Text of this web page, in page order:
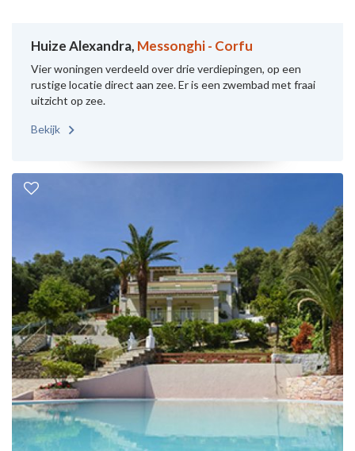
Huize Alexandra, Messonghi - Corfu
Vier woningen verdeeld over drie verdiepingen, op een
rustige locatie direct aan zee. Er is een zwembad met fraai
uitzicht op zee.
Bekijk